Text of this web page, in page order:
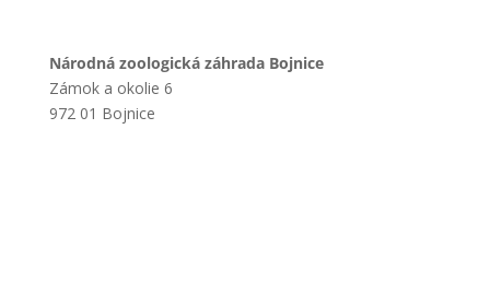
Národná zoologická záhrada Bojnice
Zámok a okolie 6
972 01 Bojnice